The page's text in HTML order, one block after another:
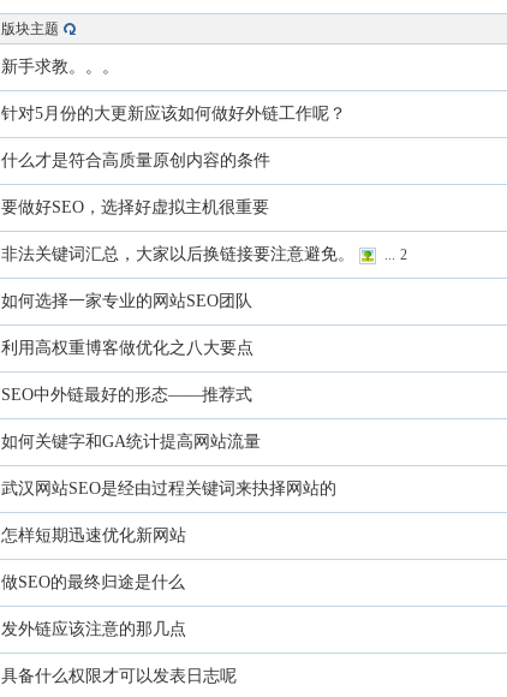
版块主题
新手求教。。。
针对5月份的大更新应该如何做好外链工作呢？
什么才是符合高质量原创内容的条件
要做好SEO，选择好虚拟主机很重要
非法关键词汇总，大家以后换链接要注意避免。 ... 2
如何选择一家专业的网站SEO团队
利用高权重博客做优化之八大要点
SEO中外链最好的形态——推荐式
如何关键字和GA统计提高网站流量
武汉网站SEO是经由过程关键词来抉择网站的
怎样短期迅速优化新网站
做SEO的最终归途是什么
发外链应该注意的那几点
具备什么权限才可以发表日志呢